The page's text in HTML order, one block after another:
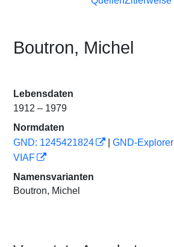
Boutron, Michel
Lebensdaten
1912 – 1979
Normdaten
GND: 1245421824
GND-Explorer
VIAF
Namensvarianten
Boutron, Michel